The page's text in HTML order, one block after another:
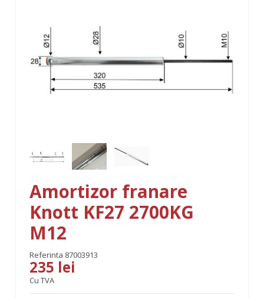
Amortizor franare
Knott KF27 2700KG
M12
Referinta 87003913
235 lei
Cu TVA